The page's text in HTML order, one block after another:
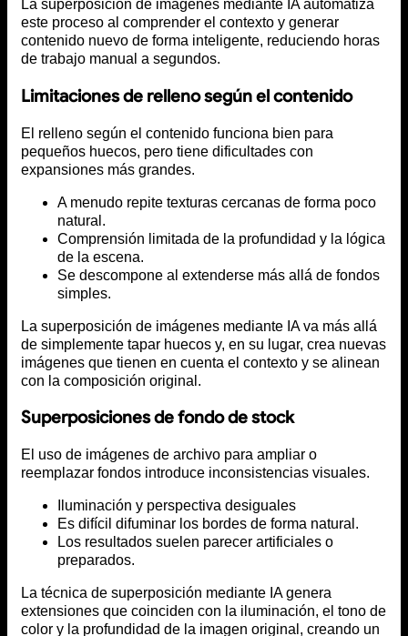
La superposición de imágenes mediante IA automatiza
este proceso al comprender el contexto y generar
contenido nuevo de forma inteligente, reduciendo horas
de trabajo manual a segundos.
Limitaciones de relleno según el contenido
El relleno según el contenido funciona bien para
pequeños huecos, pero tiene dificultades con
expansiones más grandes.
A menudo repite texturas cercanas de forma poco
natural.
Comprensión limitada de la profundidad y la lógica
de la escena.
Se descompone al extenderse más allá de fondos
simples.
La superposición de imágenes mediante IA va más allá
de simplemente tapar huecos y, en su lugar, crea nuevas
imágenes que tienen en cuenta el contexto y se alinean
con la composición original.
Superposiciones de fondo de stock
El uso de imágenes de archivo para ampliar o
reemplazar fondos introduce inconsistencias visuales.
Iluminación y perspectiva desiguales
Es difícil difuminar los bordes de forma natural.
Los resultados suelen parecer artificiales o
preparados.
La técnica de superposición mediante IA genera
extensiones que coinciden con la iluminación, el tono de
color y la profundidad de la imagen original, creando un